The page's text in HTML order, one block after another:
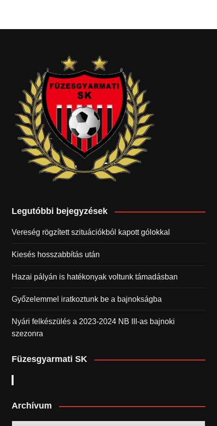
Legutóbbi bejegyzések
Vereség rögzített szituációkból kapott gólokkal
Kiesés hosszabbítás után
Hazai pályán is hatékonyak voltunk támadásban
Győzelemmel iratkoztunk be a bajnokságba
Nyári felkészülés a 2023-2024 NB III-as bajnoki
szezonra
Füzesgyarmati SK
Archívum